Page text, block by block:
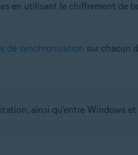
en utilisant le chiffrement de
de synchronisation sur chacun
ainsi qu'entre Windows et